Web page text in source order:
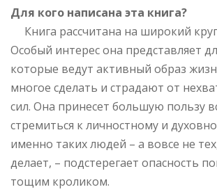
Для кого написана эта книга?
Книга рассчитана на широкий
Особый интерес она представляет
которые ведут активный образ
многое сделать и страдают от
сил. Она принесет большую пользу
стремиться к личностному и
именно таких людей – а вовсе не
делает, – подстерегает опасность
тощим кроликом.